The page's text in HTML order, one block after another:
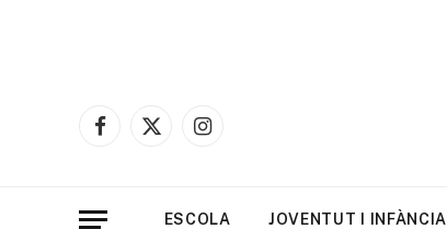
Facebook
X
Instagram
ESCOLA JOVENTUT I INFÀNCIA